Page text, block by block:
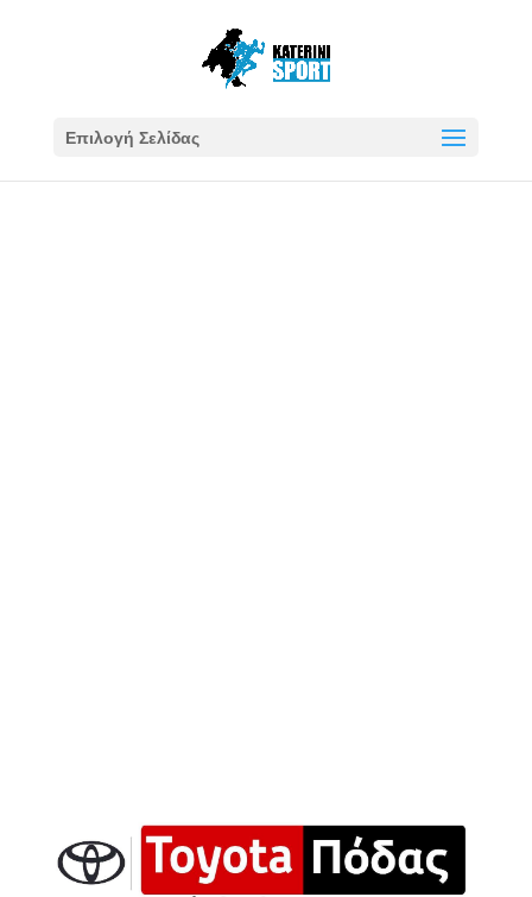
Επιλογή Σελίδας